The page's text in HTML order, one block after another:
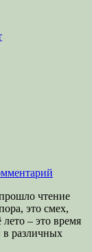
чтение
это смех,
– это время
в различных